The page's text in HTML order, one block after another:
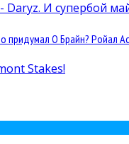
придумал О Брайн? Ройал